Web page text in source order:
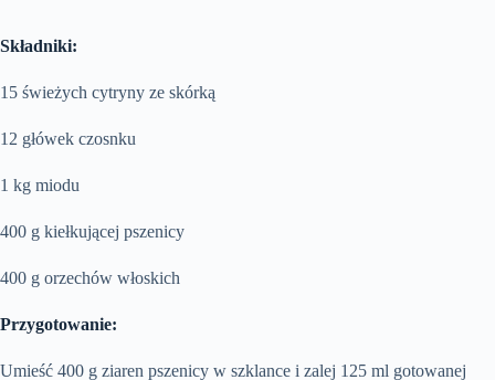
Składniki:
15 świeżych cytryny ze skórką
12 główek czosnku
1 kg miodu
400 g kiełkującej pszenicy
400 g orzechów włoskich
Przygotowanie:
Umieść 400 g ziaren pszenicy w szklance i zalej 125 ml gotowanej